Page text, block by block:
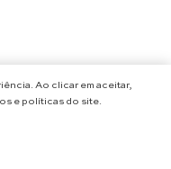
Ao clicar em aceitar,
e políticas do site.